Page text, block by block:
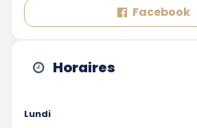
Facebook
Horaires
Lundi